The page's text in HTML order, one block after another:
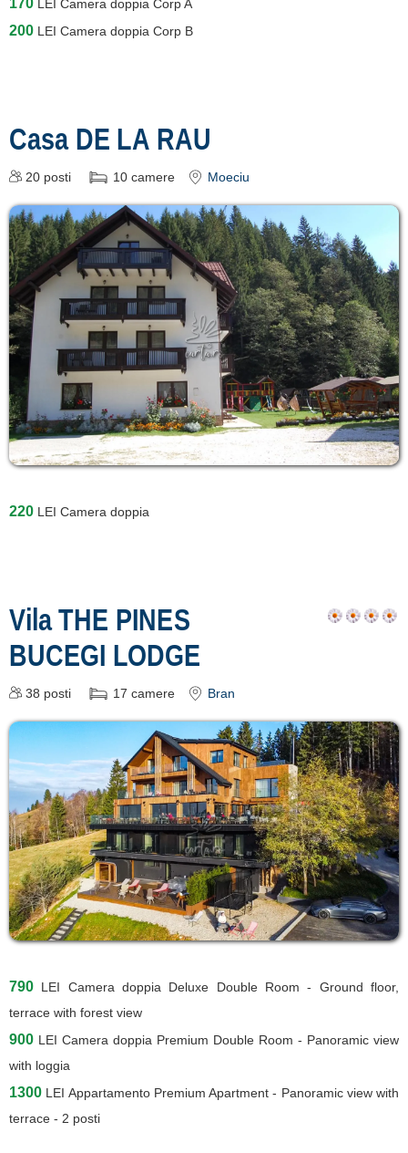
LEI Camera doppia Corp A
200 LEI Camera doppia Corp B
Casa DE LA RAU
20 posti 10 camere Moeciu
220 LEI Camera doppia
Vila THE PINES
BUCEGI LODGE
38 posti 17 camere Bran
790 LEI
Camera doppia Deluxe Double Room - Ground floor,
terrace with forest view
900 LEI Camera doppia Premium Double Room - Panoramic view
with loggia
1300 LEI Appartamento Premium Apartment - Panoramic view with
terrace - 2 posti